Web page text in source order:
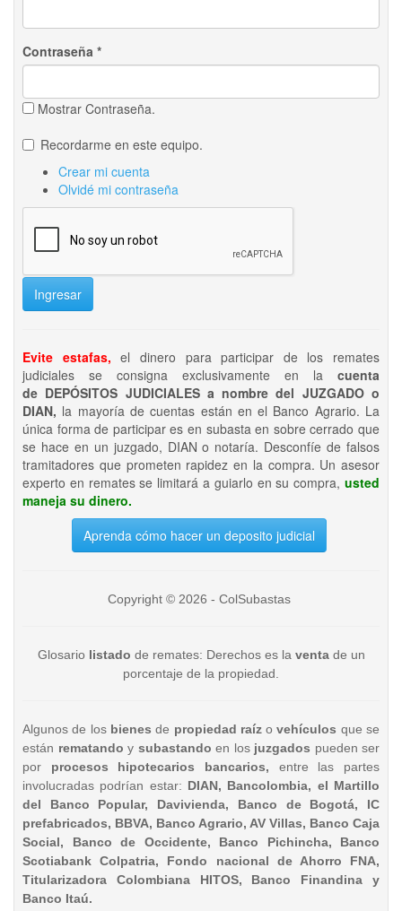
Contraseña *
Mostrar Contraseña.
Recordarme en este equipo.
Crear mi cuenta
Olvidé mi contraseña
Ingresar
Evite estafas, el dinero para participar de los remates
judiciales se consigna exclusivamente en la cuenta
de DEPÓSITOS JUDICIALES a nombre del JUZGADO o
DIAN, la mayoría de cuentas están en el Banco Agrario. La
única forma de participar es en subasta en sobre cerrado que
se hace en un juzgado, DIAN o notaría. Desconfíe de falsos
tramitadores que prometen rapidez en la compra. Un asesor
experto en remates se limitará a guiarlo en su compra, usted
maneja su dinero.
Aprenda cómo hacer un deposito judicial
Copyright © 2026 - ColSubastas
Glosario listado de remates: Derechos es la ventade un
porcentaje de la propiedad.
Algunos de los bienesde propiedad raízo vehículos que se
están rematando y subastando en los juzgados pueden ser
por procesos hipotecarios bancarios, entre las partes
involucradas podrían estar: DIAN, Bancolombia, el Martillo
del Banco Popular, Davivienda, Banco de Bogotá, IC
prefabricados, BBVA, Banco Agrario, AV Villas, Banco Caja
Social, Banco de Occidente, Banco Pichincha, Banco
Scotiabank Colpatria, Fondo nacional de Ahorro FNA,
Titularizadora Colombiana HITOS, Banco Finandina y
Banco Itaú.